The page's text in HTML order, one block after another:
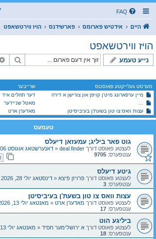
FAQ
היים אידטיש פארומס פארשידנס הויז ווירטשאפט
הויז ווירטשאפט
נייע טעמע זוך
מערסט געלייקטע פאוסטס שרייבער
מיין ערפארונג מיט'ן קויפן און צורישן א דירה
דער תהלים איד
פסח'דיגע קאסמעטיקס: בעטא טעסטערס פאר א נייע סיסטעם
מאטל שניידער
עצות וואס צו טון בשעת'ן בעיביסיטן
מאדערן ארט
טעמעס
גוט פאר ביליג; עמעזאן דיעלס
לעצטע פאוסט דורך deal finder
« דאנערשטאג אוגוסט 06, 2026 10:44 am
ענטפערס: 9705
1
גיטע דיעלס
לעצטע פאוסט דורך פרויזן פיצא « דינסטאג יולי 28, 2026 5:51 pm
ענטפערס: 3
עצות וואס צו טון בשעת'ן בעיביסיטן
לעצטע פאוסט דורך מאדערן ארט « מאנטאג יולי 13, 2026 8:26 pm
ענטפערס: 17
ביליגע הוט
לעצטע פאוסט דורך א ירושלימער חסיד « מאנטאג יולי 13, 2026 11:09 am
ענטפערס: 18